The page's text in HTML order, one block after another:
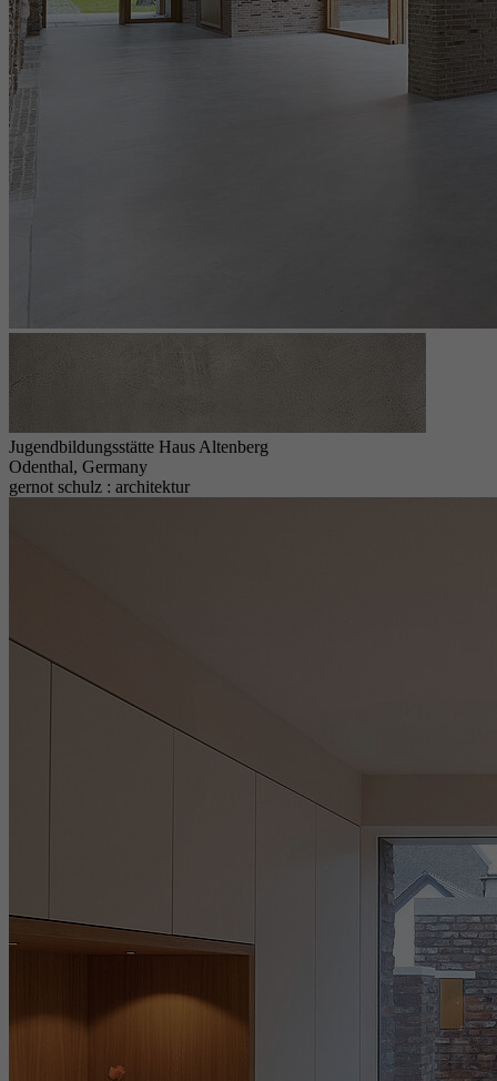
Jugendbildungsstätte Haus Altenberg
Odenthal, Germany
gernot schulz : architektur